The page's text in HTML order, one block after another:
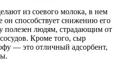
из соевого молока, в нем
он способствует снижению его
полезен людям, страдающим от
Кроме того, сыр
— это отличный адсорбент,